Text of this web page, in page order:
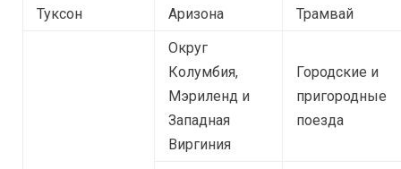
Туксон
Аризона Трамвай
Округ
Колумбия,
Мэриленд и
Западная
Виргиния
Городские и
пригородные
поезда